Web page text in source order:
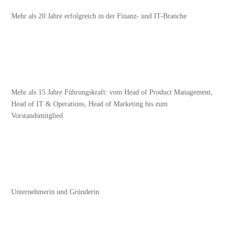
Mehr als 20 Jahre erfolgreich in der Finanz- und IT-Branche
Mehr als 15 Jahre Führungskraft: vom Head of Product Management,
Head of IT & Operations, Head of Marketing bis zum
Vorstandsmitglied
Unternehmerin und Gründerin